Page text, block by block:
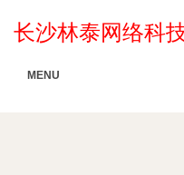
长沙林泰网络科
MENU